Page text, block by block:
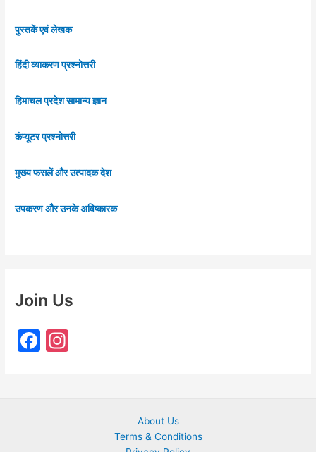
पुस्तकें एवं लेखक
हिंदी व्याकरण प्रश्नोत्तरी
हिमाचल प्रदेश सामान्य ज्ञान
कंप्यूटर प्रश्नोत्तरी
मुख्य फसलें और उत्पादक देश
उपकरण और उनके अविष्कारक
Join Us
F
About Us
Terms & Conditions